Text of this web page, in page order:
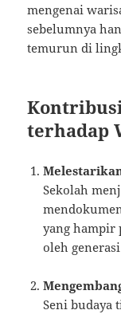
mengenai
sebelumnya
temurun di
terhadap
Sekolah
yang hampir
oleh
Seni budaya